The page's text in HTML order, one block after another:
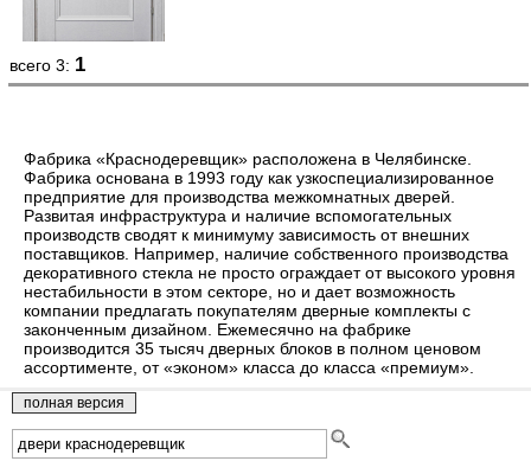
всего 3: 1
Фабрика «Краснодеревщик» расположена в Челябинске.
Фабрика основана в 1993 году как узкоспециализированное
предприятие для производства межкомнатных дверей.
Развитая инфраструктура и наличие вспомогательных
производств сводят к минимуму зависимость от внешних
поставщиков. Например, наличие собственного производства
декоративного стекла не просто ограждает от высокого уровня
нестабильности в этом секторе, но и дает возможность
компании предлагать покупателям дверные комплекты с
законченным дизайном. Ежемесячно на фабрике
производится 35 тысяч дверных блоков в полном ценовом
ассортименте, от «эконом» класса до класса «премиум».